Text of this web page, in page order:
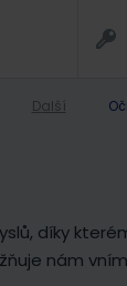
Další Oči
díky
nám